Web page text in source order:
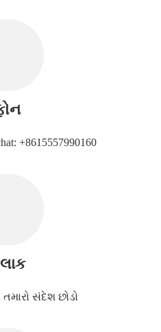
+8615557990160
સંદેશ છોડો